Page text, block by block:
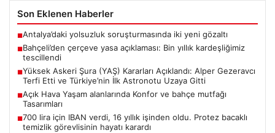
Son Eklenen Haberler
■Antalya’daki yolsuzluk soruşturmasında iki yeni gözaltı
■Bahçeli’den çerçeve yasa açıklaması: Bin yıllık kardeşliğimiz
tescillendi
■Yüksek Askeri Şura (YAŞ) Kararları Açıklandı: Alper Gezeravcı
Terfi Etti ve Türkiye’nin İlk Astronotu Uzaya Gitti
■Açık Hava Yaşam alanlarında Konfor ve bahçe mutfağı
Tasarımları
■700 lira için IBAN verdi, 16 yıllık işinden oldu. Protez bacaklı
temizlik görevlisinin hayatı karardı